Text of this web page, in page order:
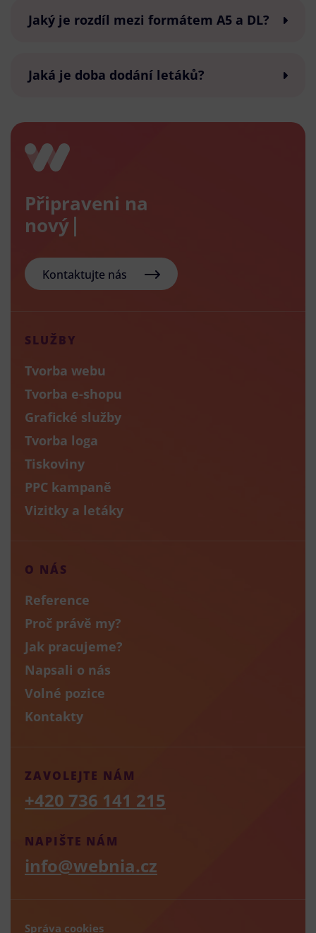
Jaký je rozdíl mezi formátem A5 a DL?
Jaká je doba dodání letáků?
Připraveni na
nový e-sh
Kontaktujte nás
SLUŽBY
Tvorba webu
Tvorba e-shopu
Grafické služby
Tvorba loga
Tiskoviny
PPC kampaně
Vizitky a letáky
O NÁS
Reference
Proč právě my?
Jak pracujeme?
Napsali o nás
Volné pozice
Kontakty
NAPIŠTE NÁM
info@webnia.cz
ZAVOLEJTE NÁM
+420 736 141 215
Správa cookies